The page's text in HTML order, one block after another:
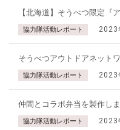
【北海道】そうべつ限定『
協力隊活動レポート 2023
そうべつアウトドアネット
協力隊活動レポート 2023
仲間とコラボ弁当を製作しま
協力隊活動レポート 2023